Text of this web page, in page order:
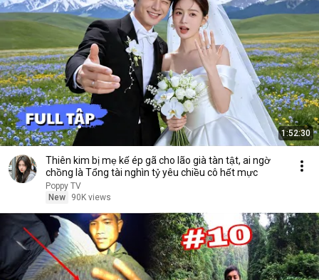
1:52:30
Thiên kim bị mẹ kế ép gã cho lão già tàn tật, ai ngờ
chồng là Tổng tài nghìn tỷ yêu chiều cô hết mực
Poppy TV
New
90K views